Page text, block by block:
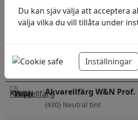
118kr I lager:
Akvarellfärg W&N Prof.
(430) Neutral tint
Du kan sjäv välja att acceptera
välja vilka du vill tillåta under
Inställningar